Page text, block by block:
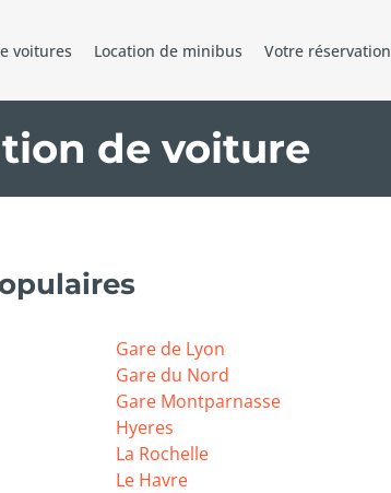
voitures Location de minibus Votre réservation
de voiture
Gare de Lyon
Gare du Nord
Gare Montparnasse
Hyeres
La Rochelle
Le Havre